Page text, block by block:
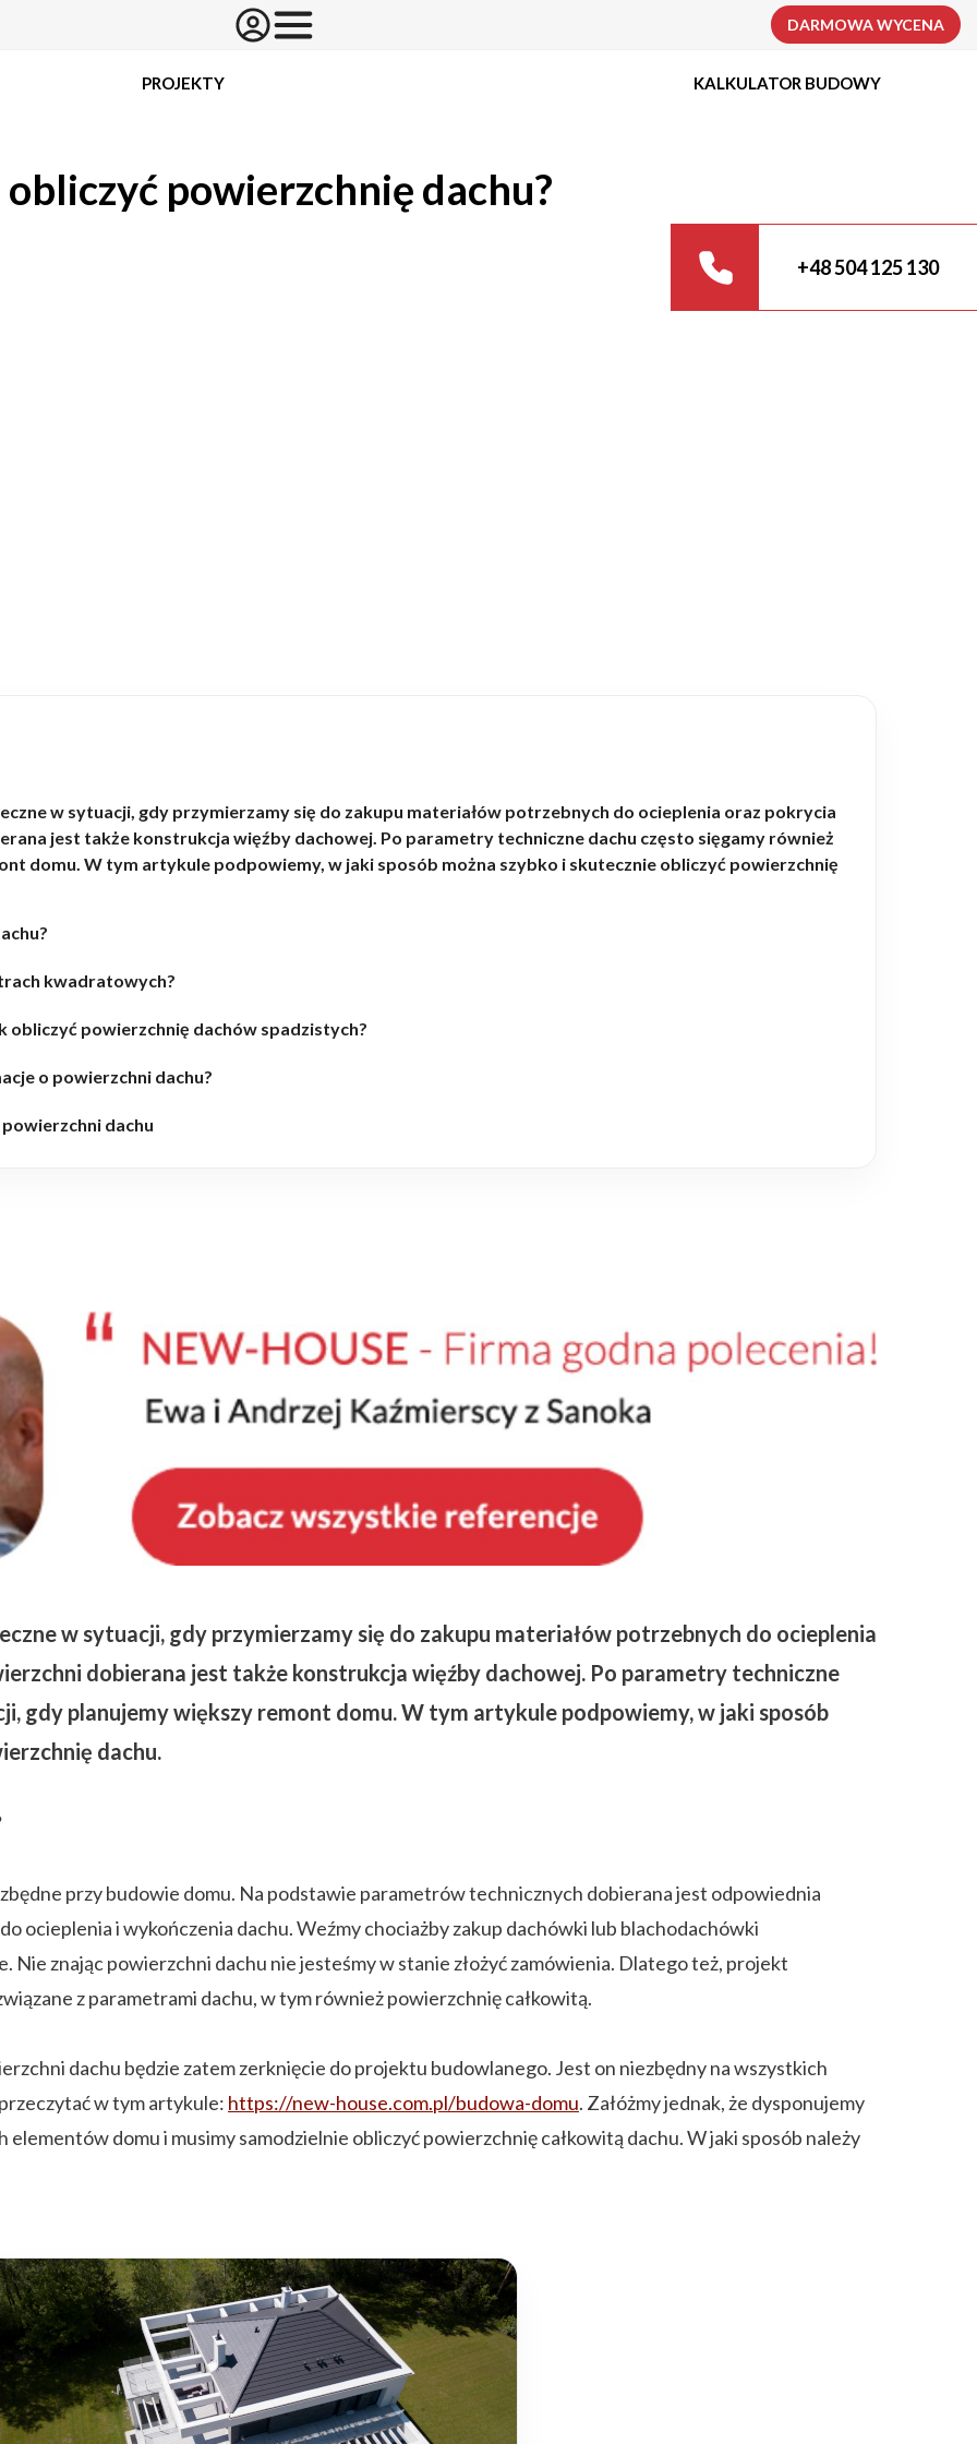
DARMOWA WYCENA
PROJEKTY KALKULATOR BUDOWY
obliczyć powierzchnię dachu?
+48 504 125 130
w sytuacji, gdy przymierzamy się do zakupu materiałów potrzebnych do ocieplenia oraz pokrycia
jest także konstrukcja więźby dachowej. Po parametry techniczne dachu często sięgamy również
domu. W tym artykule podpowiemy, w jaki sposób można szybko i skutecznie obliczyć powierzchnię
kwadratowych?
obliczyć powierzchnię dachów spadzistych?
o powierzchni dachu?
dachu
w sytuacji, gdy przymierzamy się do zakupu materiałów potrzebnych do ocieplenia
dobierana jest także konstrukcja więźby dachowej. Po parametry techniczne
gdy planujemy większy remont domu. W tym artykule podpowiemy, w jaki sposób
dachu.
przy budowie domu. Na podstawie parametrów technicznych dobierana jest odpowiednia
ocieplenia i wykończenia dachu. Weźmy chociażby zakup dachówki lub blachodachówki
znając powierzchni dachu nie jesteśmy w stanie złożyć zamówienia. Dlatego też, projekt
z parametrami dachu, w tym również powierzchnię całkowitą.
dachu będzie zatem zerknięcie do projektu budowlanego. Jest on niezbędny na wszystkich
w tym artykule: https://new-house.com.pl/budowa-domu. Załóżmy jednak, że dysponujemy
domu i musimy samodzielnie obliczyć powierzchnię całkowitą dachu. W jaki sposób należy